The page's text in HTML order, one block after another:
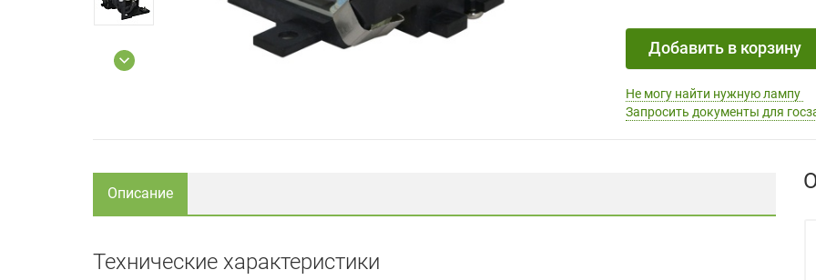
Добавить в корзину
Не могу найти нужную лампу
Запросить документы для
Описание
Технические характеристики